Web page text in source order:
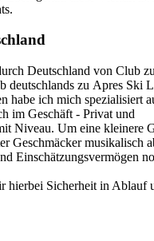
Deutschland von Club
deutschlands zu Apres Ski
habe ich mich spezialisiert
im Geschäft - Privat und
Niveau. Um eine kleinere
Geschmäcker musikalisch
Einschätzungsvermögen
hierbei Sicherheit in Ablauf